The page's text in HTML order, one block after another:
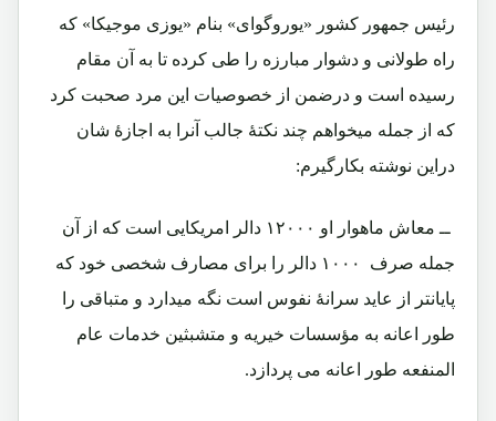
رئیس جمهور کشور «یوروگوای» بنام «یوزی موجیکا» که
راه طولانی و دشوار مبارزه را طی کرده تا به آن مقام
رسیده است و درضمن از خصوصیات این مرد صحبت کرد
که از جمله میخواهم چند نکتۀ جالب آنرا به اجازۀ شان
دراین نوشته بکارگیرم:
ــ معاش ماهوار او ۱۲۰۰۰ دالر امریکایی است که از آن
جمله صرف ۱۰۰۰ دالر را برای مصارف شخصی خود که
پایانتر از عاید سرانۀ نفوس است نگه میدارد و متباقی را
طور اعانه به مؤسسات خیریه و متشبثین خدمات عام
المنفعه طور اعانه می پردازد.